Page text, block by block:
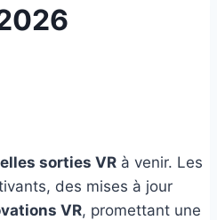
sorties VR à venir. Les
des mises à jour
VR, promettant une